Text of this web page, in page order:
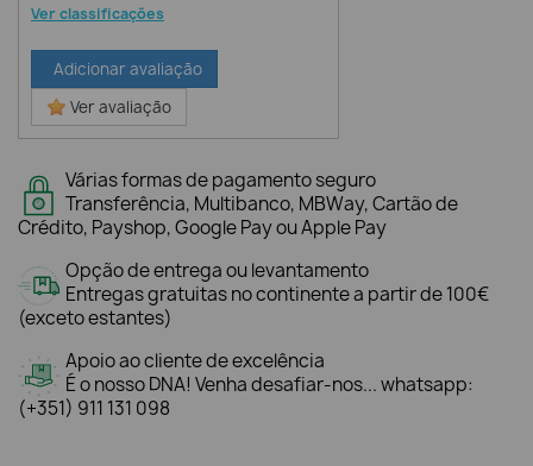
Ver classificações
Adicionar avaliação
Ver avaliação
Várias formas de pagamento seguro
Transferência, Multibanco, MBWay, Cartão de
Crédito, Payshop, Google Pay ou Apple Pay
Opção de entrega ou levantamento
Entregas gratuitas no continente a partir de 100€
(exceto estantes)
Apoio ao cliente de excelência
É o nosso DNA! Venha desafiar-nos... whatsapp:
(+351) 911 131 098